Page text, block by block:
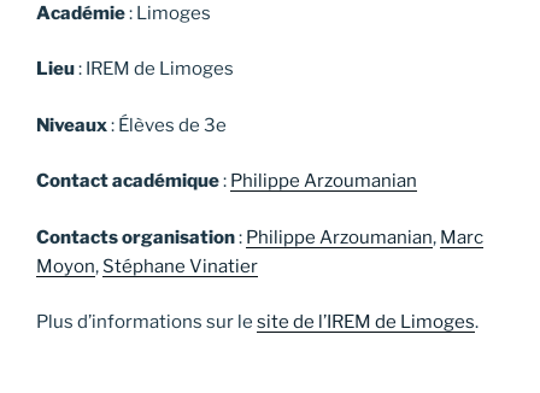
Académie: Limoges
Lieu: IREM de Limoges
Niveaux: Élèves de 3e
Contact académique: Philippe Arzoumanian
Contacts organisation: Philippe Arzoumanian, Marc
Moyon, Stéphane Vinatier
Plus d’informations sur le site de l’IREM de Limoges.